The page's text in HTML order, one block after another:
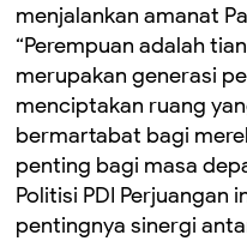
menjalankan amanat
“Perempuan adalah
merupakan generasi
menciptakan ruang
bermartabat bagi
penting bagi masa
Politisi PDI Perjuangan
pentingnya sinergi